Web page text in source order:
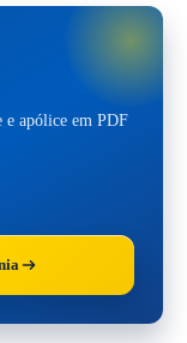
e apólice em PDF